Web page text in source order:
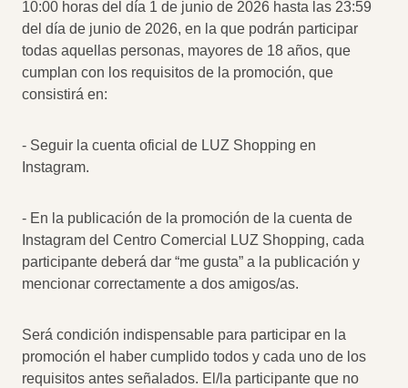
10:00 horas del día 1 de junio de 2026 hasta las 23:59
del día de junio de 2026, en la que podrán participar
todas aquellas personas, mayores de 18 años, que
cumplan con los requisitos de la promoción, que
consistirá en:
- Seguir la cuenta oficial de LUZ Shopping en
Instagram.
- En la publicación de la promoción de la cuenta de
Instagram del Centro Comercial LUZ Shopping, cada
participante deberá dar “me gusta” a la publicación y
mencionar correctamente a dos amigos/as.
Será condición indispensable para participar en la
promoción el haber cumplido todos y cada uno de los
requisitos antes señalados. El/la participante que no